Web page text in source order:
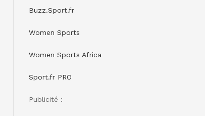
Buzz.Sport.fr
Women Sports
Women Sports Africa
Sport.fr PRO
Publicité :